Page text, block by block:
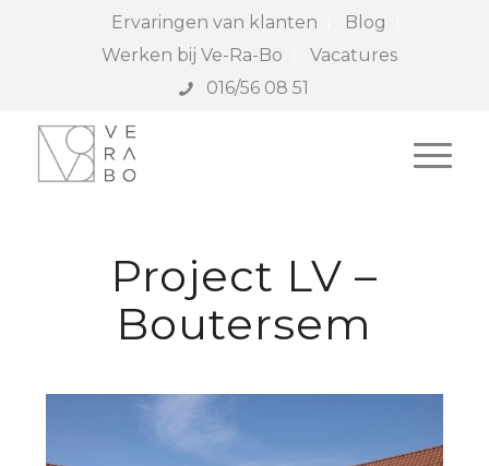
Ervaringen van klanten
Blog
Werken bij Ve-Ra-Bo
Vacatures
016/56 08 51
Project LV –
Boutersem